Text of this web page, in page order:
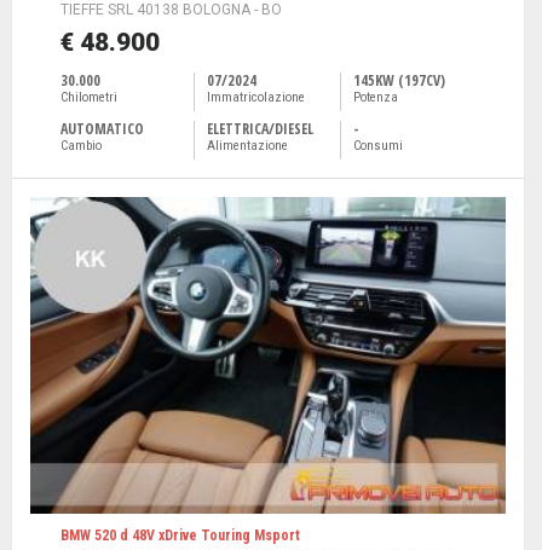
TIEFFE SRL 40138 BOLOGNA - BO
€ 48.900
30.000
Chilometri
07/2024
Immatricolazione
145KW (197CV)
Potenza
AUTOMATICO
Cambio
ELETTRICA/DIESEL
Alimentazione
-
Consumi
BMW 520 d 48V xDrive Touring Msport